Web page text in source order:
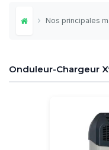
Home Nos principales
Onduleur-Chargeur